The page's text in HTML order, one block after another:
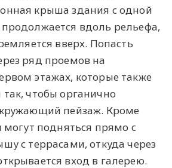
крыша здания с одной
вдоль рельефа,
вверх. Попасть
ряд проемов на
этажах, которые также
чтобы органично
пейзаж. Кроме
могут подняться прямо с
с террасами, откуда через
вход в галерею.